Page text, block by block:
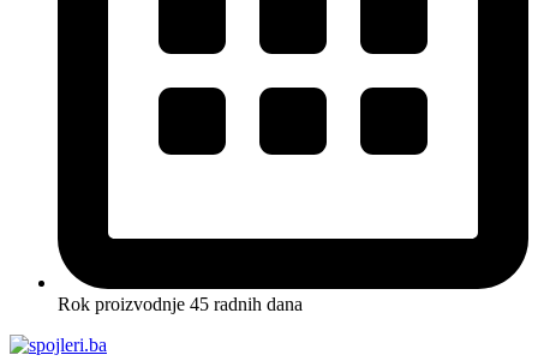
Rok proizvodnje 45 radnih dana